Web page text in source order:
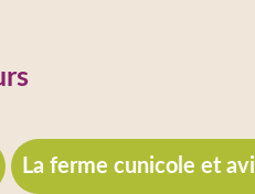
La ferme cunicole et